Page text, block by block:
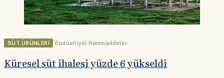
SÜT ÜRÜNLERI Endüstriyel Hammaddeler
Küresel süt ihalesi yüzde 6 yükseldi